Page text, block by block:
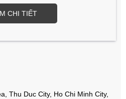
CHI TIẾT
Thu Duc City, Ho Chi Minh City,